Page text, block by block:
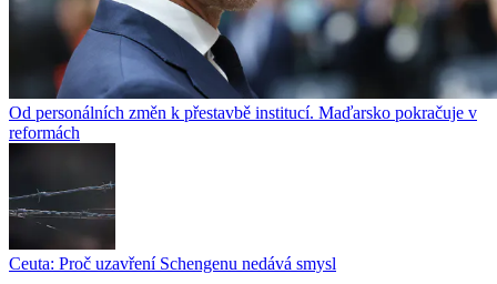
Od personálních změn k přestavbě institucí. Maďarsko pokračuje v
reformách
Ceuta: Proč uzavření Schengenu nedává smysl